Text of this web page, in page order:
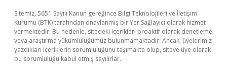
Sitemiz, 5651 Sayılı Kanun gereğince Bilgi Teknolojileri ve İletişim
Kurumu (BTK) tarafından onaylanmış bir Yer Sağlayıcı olarak hizmet
vermektedir. Bu nedenle, sitedeki içerikleri proaktif olarak denetleme
veya araştırma yükümlülüğümüz bulunmamaktadır. Ancak, üyelerimiz
yazdıkları içeriklerin sorumluluğunu taşımakta olup, siteye üye olarak
bu sorumluluğu kabul etmiş sayılırlar.